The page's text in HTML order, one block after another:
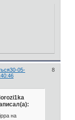
8
30-05-
на